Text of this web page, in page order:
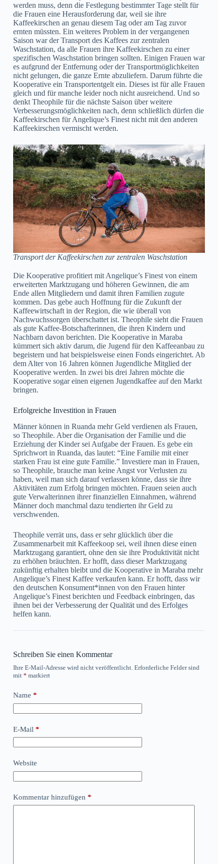
werden muss, denn die Festlegung bestimmter Tage stellt für
die Frauen eine Herausforderung dar, weil sie ihre
Kaffeekirschen an genau diesem Tag oder am Tag zuvor
ernten müssten. Ein weiteres Problem in der vergangenen
Saison war der Transport des Kaffees zur zentralen
Waschstation, da alle Frauen ihre Kaffeekirschen zu einer
spezifischen Waschstation bringen sollten. Einigen Frauen war
es aufgrund der Entfernung oder der Transportmöglichkeiten
nicht gelungen, die ganze Ernte abzuliefern. Darum führte die
Kooperative ein Transportentgelt ein. Dieses ist für alle Frauen
gleich und für manche leider noch nicht ausreichend. Und so
denkt Theophile für die nächste Saison über weitere
Verbesserungsmöglichkeiten nach, denn schließlich dürfen die
Kaffeekirschen für Angelique’s Finest nicht mit den anderen
Kaffeekirschen vermischt werden.
Transport der Kaffeekirschen zur zentralen Waschstation
Die Kooperative profitiert mit Angelique’s Finest von einem
erweiterten Marktzugang und höheren Gewinnen, die am
Ende allen Mitgliedern und damit ihren Familien zugute
kommen. Das gebe auch Hoffnung für die Zukunft der
Kaffeewirtschaft in der Region, die wie überall von
Nachwuchssorgen überschattet ist. Theophile sieht die Frauen
als gute Kaffee-Botschafterinnen, die ihren Kindern und
Nachbarn davon berichten. Die Kooperative in Maraba
kümmert sich aktiv darum, die Jugend für den Kaffeeanbau zu
begeistern und hat beispielsweise einen Fonds eingerichtet. Ab
dem Alter von 16 Jahren können Jugendliche Mitglied der
Kooperative werden. In zwei bis drei Jahren möchte die
Kooperative sogar einen eigenen Jugendkaffee auf den Markt
bringen.
Erfolgreiche Investition in Frauen
Männer können in Ruanda mehr Geld verdienen als Frauen,
so Theophile. Aber die Organisation der Familie und die
Erziehung der Kinder sei Aufgabe der Frauen. Es gebe ein
Sprichwort in Ruanda, das lautet: “Eine Familie mit einer
starken Frau ist eine gute Familie.” Investiere man in Frauen,
so Theophile, brauche man keine Angst vor Verlusten zu
haben, weil man sich darauf verlassen könne, dass sie ihre
Aktivitäten zum Erfolg bringen möchten. Frauen seien auch
gute Verwalterinnen ihrer finanziellen Einnahmen, während
Männer doch manchmal dazu tendierten ihr Geld zu
verschwenden.
Theophile verrät uns, dass er sehr glücklich über die
Zusammenarbeit mit Kaffeekoop sei, weil ihnen diese einen
Marktzugang garantiert, ohne den sie ihre Produktivität nicht
zu erhöhen bräuchten. Er hofft, dass dieser Marktzugang
zukünftig erhalten bleibt und die Kooperative in Maraba mehr
Angelique’s Finest Kaffee verkaufen kann. Er hofft, dass wir
den deutschen Konsument*innen von den Frauen hinter
Angelique’s Finest berichten und Feedback einbringen, das
ihnen bei der Verbesserung der Qualität und des Erfolges
helfen kann.
Schreiben Sie einen Kommentar
Ihre E-Mail-Adresse wird nicht veröffentlicht. Erforderliche Felder sind
mit * markiert
Name *
E-Mail *
Website
Kommentar hinzufügen *